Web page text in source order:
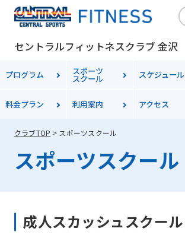
セントラルフィットネスクラブ 金沢
プログラム スポーツ
スクール スケジュール
料金プラン 利用案内 アクセス
クラブTOP スポーツスクール
スポーツスクール
成人スカッシュスクール